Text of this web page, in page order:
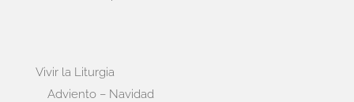
Vivir la Liturgia
Adviento – Navidad